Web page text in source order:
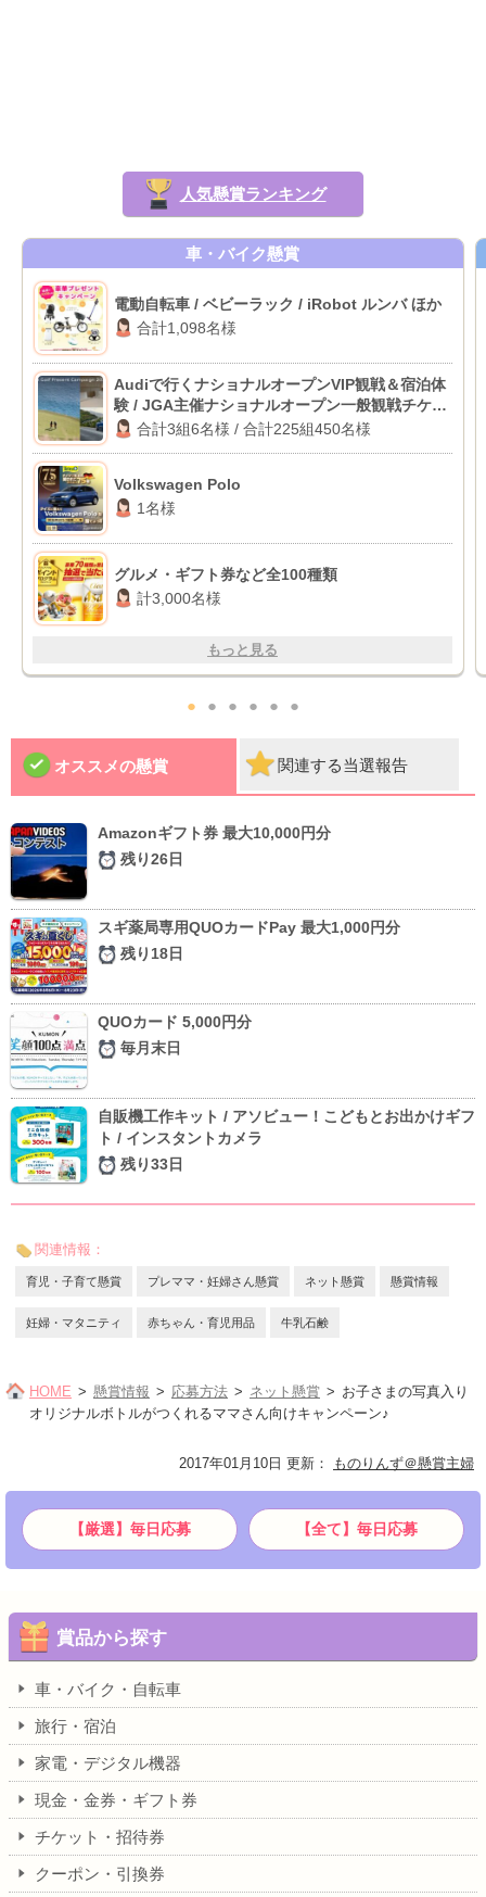
人気懸賞ランキング
車・バイク懸賞
電動自転車 / ベビーラック / iRobot ルンバ ほか
合計1,098名様
Audiで行くナショナルオープンVIP観戦＆宿泊体
験 / JGA主催ナショナルオープン一般観戦チケッ
ト 合計3組6名様 / 合計225組450名様
Volkswagen Polo
1名様
グルメ・ギフト券など全100種類
計3,000名様
もっと見る
● ● ● ● ● ●
オススメの懸賞 関連する当選報告
Amazonギフト券 最大10,000円分
残り26日
スギ薬局専用QUOカードPay 最大1,000円分
残り18日
QUOカード 5,000円分
毎月末日
自販機工作キット / アソビュー！こどもとお出かけギフ
ト / インスタントカメラ
残り33日
関連情報：
育児・子育て懸賞 プレママ・妊婦さん懸賞 ネット懸賞 懸賞情報
妊婦・マタニティ 赤ちゃん・育児用品 牛乳石鹸
HOME 懸賞情報 応募方法 ネット懸賞
お子さまの写真入り
オリジナルボトルがつくれるママさん向けキャンペーン♪
2017年01月10日 更新 ： ものりんず＠懸賞主婦
【厳選】毎日応募 【全て】毎日応募
賞品から探す
車・バイク・自転車
旅行・宿泊
家電・デジタル機器
現金・金券・ギフト券
チケット・招待券
クーポン・引換券